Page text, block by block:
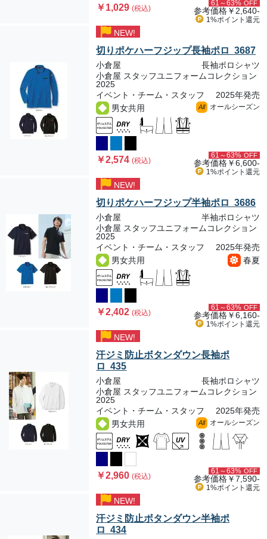
￥1,029(税込)
61～63% OFF
参考価格￥2,640-
1%ポイント 還元
NEW!
切りポケハーフジップ長袖ポロ 3687
小倉屋
長袖ポロシャツ
小倉屋 スタッフユニフォームコレクション
2025
イベント・チーム・スタッフ
2025年発売
男女共用
All オールシーズン
￥2,574(税込)
61～63% OFF
参考価格￥6,600-
1%ポイント 還元
NEW!
切りポケハーフジップ半袖ポロ 3686
小倉屋
半袖ポロシャツ
小倉屋 スタッフユニフォームコレクション
2025
イベント・チーム・スタッフ
2025年発売
男女共用
春夏
￥2,402(税込)
61～63% OFF
参考価格￥6,160-
1%ポイント 還元
NEW!
汗ジミ防止ボタンダウン長袖ポ
ロ 435
小倉屋
長袖ポロシャツ
小倉屋 スタッフユニフォームコレクション
2025
イベント・チーム・スタッフ
2025年発売
男女共用
All オールシーズン
￥2,960(税込)
61～63% OFF
参考価格￥7,590-
1%ポイント 還元
NEW!
汗ジミ防止ボタンダウン半袖ポ
ロ 434